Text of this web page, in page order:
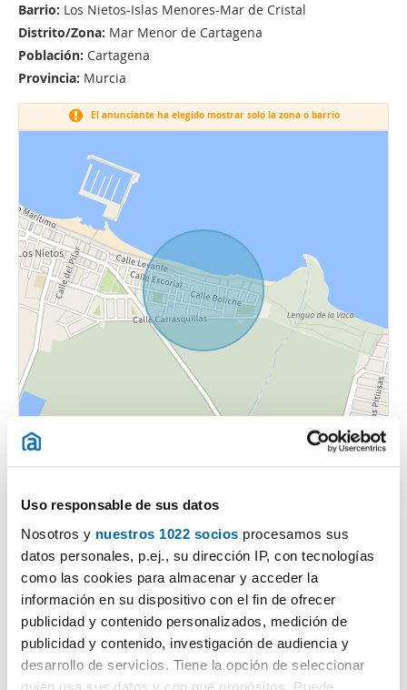
Uso responsable de sus datos
Nosotros y nuestros 1022 socios procesamos sus
datos personales, p.ej., su dirección IP, con tecnologías
como las cookies para almacenar y acceder la
información en su dispositivo con el fin de ofrecer
publicidad y contenido personalizados, medición de
publicidad y contenido, investigación de audiencia y
desarrollo de servicios. Tiene la opción de seleccionar
quién usa sus datos y con qué propósitos. Puede
Barrio: Los Nietos-Islas Menores-Mar de Cristal
Distrito/Zona: Mar Menor de Cartagena
Población: Cartagena
Provincia: Murcia
El anunciante ha elegido mostrar solo la zona o barrio
Menores-Mar de Cristal?
Puntuación general
Transporte públicos
Seguridad